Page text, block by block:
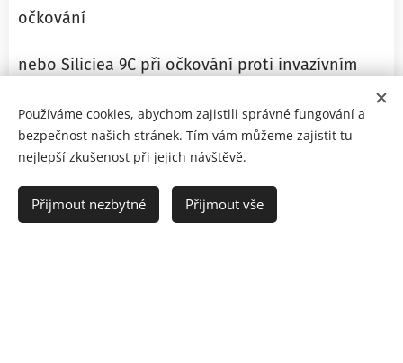
očkování
nebo Siliciea 9C při očkování proti invazívním
pneumokokovým infekcím, při očkování proti TBC
a dále u dětí s ORL potížemi v anamnéze
5 granulí 1x denně po dobu 10 dní ode dne
Používáme cookies, abychom zajistili správné fungování a
bezpečnost našich stránek. Tím vám můžeme zajistit tu
nejlepší zkušenost při jejich návštěvě.
Přijmout nezbytné Přijmout vše